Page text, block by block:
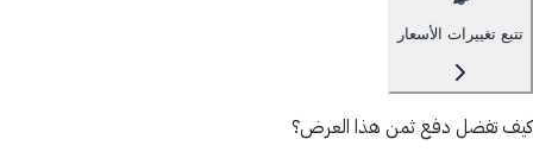
تتبع تغييرات الأسعار
كيف تفضل دفع ثمن هذا العرض؟